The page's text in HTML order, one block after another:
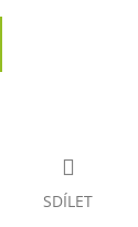
SDÍLET